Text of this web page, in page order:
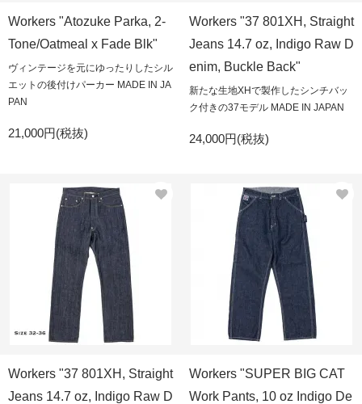
Workers "Atozuke Parka, 2-
Tone/Oatmeal x Fade Blk"
ヴィンテージを元にゆったりしたシル
エットの後付けパーカー MADE IN JA
PAN
21,000円(税抜)
Workers "37 801XH, Straight
Jeans 14.7 oz, Indigo Raw D
enim, Buckle Back"
新たな生地XHで製作したシンチバッ
ク付きの37モデル MADE IN JAPAN
24,000円(税抜)
Workers "37 801XH, Straight
Jeans 14.7 oz, Indigo Raw D
Workers "SUPER BIG CAT
Work Pants, 10 oz Indigo De